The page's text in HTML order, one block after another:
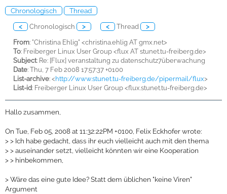
Chronologisch Thread
< Chronologisch > < Thread >
From: "Christina Ehlig" <christina.ehlig AT gmx.net>
To: Freiberger Linux User Group <flux AT stunet.tu-freiberg.de>
Subject: Re: [Flux] veranstaltung zu datenschutz7überwachung
Date: Thu, 7 Feb 2008 17:57:37 +0100
List-archive: <http://www.stunet.tu-freiberg.de/pipermail/flux>
List-id: Freiberger Linux User Group <flux.stunet.tu-freiberg.de>
Hallo zusammen,
On Tue, Feb 05, 2008 at 11:32:22PM +0100, Felix Eckhofer wrote:
>> Ich habe gedacht, dass ihr euch vielleicht auch mit den thema
>> auseinander setzt, vielleicht könnten wir eine Kooperation
>> hinbekommen,
>Wäre das eine gute Idee? Statt dem üblichen "keine Viren"
Argument